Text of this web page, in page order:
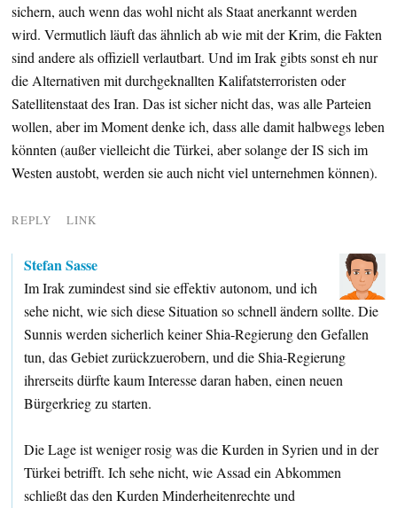
sichern, auch wenn das wohl nicht als Staat anerkannt werden
wird. Vermutlich läuft das ähnlich ab wie mit der Krim, die Fakten
sind andere als offiziell verlautbart. Und im Irak gibts sonst eh nur
die Alternativen mit durchgeknallten Kalifatsterroristen oder
Satellitenstaat des Iran. Das ist sicher nicht das, was alle Parteien
wollen, aber im Moment denke ich, dass alle damit halbwegs leben
könnten (außer vielleicht die Türkei, aber solange der IS sich im
Westen austobt, werden sie auch nicht viel unternehmen können).
REPLY LINK
Stefan Sasse
Im Irak zumindest sind sie effektiv autonom, und ich
sehe nicht, wie sich diese Situation so schnell ändern sollte. Die
Sunnis werden sicherlich keiner Shia-Regierung den Gefallen
tun, das Gebiet zurückzuerobern, und die Shia-Regierung
ihrerseits dürfte kaum Interesse daran haben, einen neuen
Bürgerkrieg zu starten.
Die Lage ist weniger rosig was die Kurden in Syrien und in der
Türkei betrifft. Ich sehe nicht, wie Assad ein Abkommen
schließt das den Kurden Minderheitenrechte und